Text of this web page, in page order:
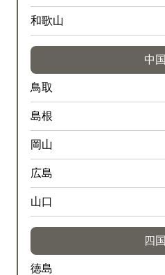
和歌山
中国
鳥取
島根
岡山
広島
山口
四国
徳島